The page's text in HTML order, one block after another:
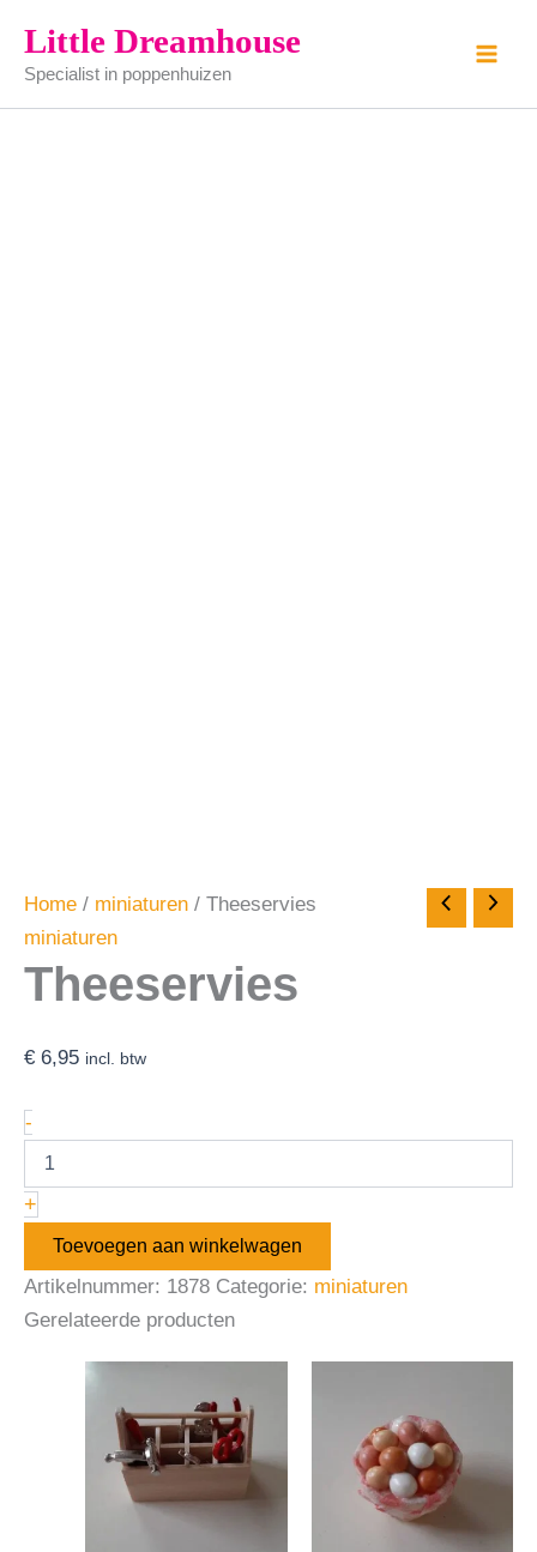
naar
inhoud
Little Dreamhouse
Specialist in poppenhuizen
Home / miniaturen / Theeservies
miniaturen
Theeservies
€ 6,95 incl. btw
-
aantal
+
Toevoegen aan winkelwagen
Artikelnummer: 1878 Categorie: miniaturen
Gerelateerde producten